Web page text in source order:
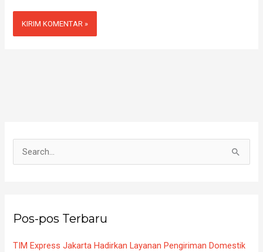
u
Pos-pos Terbaru
TIM Express Jakarta Hadirkan Layanan Pengiriman Domestik